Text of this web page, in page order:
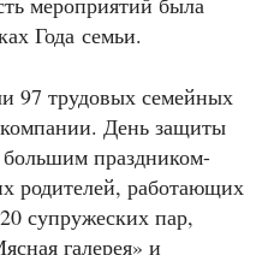
Года семьи.
97 трудовых семейных
День защиты
праздником-
родителей, работающих
супружеских пар,
галерея» и